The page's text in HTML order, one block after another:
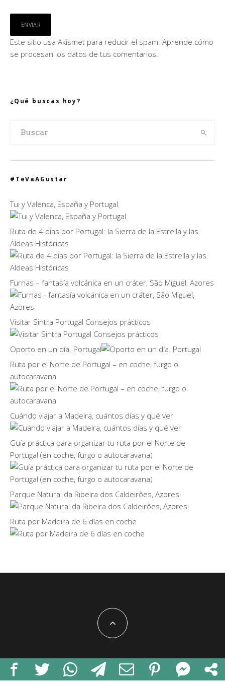
Este sitio usa Akismet para reducir el spam. Aprende cómo
se procesan los datos de tus comentarios.
¿Qué buscas hoy?
#TeVaAGustar
Tui y Valenca, España y Portugal.
Ruta de 4 días por Portugal: la Sierra de la Estrella y las
Aldeas Históricas
Furnas – fantasía volcánica en un cráter, São Miguel, Azores
Visitar Sintra Portugal Consejos prácticos
Oporto en un día. Portugal
Ruta por el Norte de Portugal – en coche, furgo o
autocaravana
Cuándo viajar a Madeira, cuántos días y qué ver
Guía práctica para organizar tu ruta por el Norte de
Portugal (en coche, furgo o autocaravana)
Parque Natural da Ribeira dos Caldeirões, Azores
Ruta por Madeira de 6 días en coche